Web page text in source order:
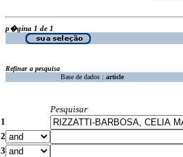
p�gina 1 de 1
Refinar a pesquisa
Base de dados : article
Pesquisar
1
2
3